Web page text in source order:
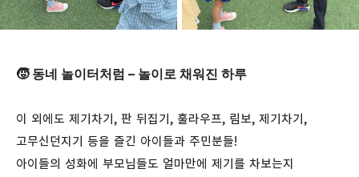
🧒 동네 놀이터처럼 – 놀이로 채워진 하루
이 외에도 제기차기, 판 뒤집기, 훌라우프, 림보, 제기차기,
고무신던지기 등을 즐긴 아이들과 주민분들!
아이들의 성화에 부모님들도 얼마만에 제기를 차보는지